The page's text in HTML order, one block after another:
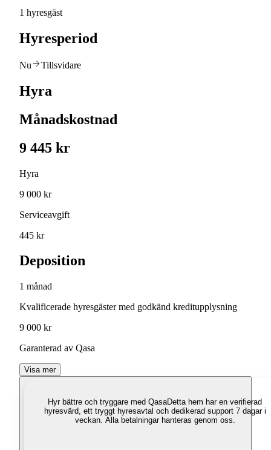
1 hyresgäst
Hyresperiod
Nu Tillsvidare
Hyra
Månadskostnad
9 445 kr
Hyra
9 000 kr
Serviceavgift
445 kr
Deposition
1 månad
Kvalificerade hyresgäster med godkänd kreditupplysning
9 000 kr
Garanterad av Qasa
Visa mer
Hyr bättre och tryggare med QasaDetta hem har en verifierad
hyresvärd, ett tryggt hyresavtal och dedikerad support 7 dagar i
veckan. Alla betalningar hanteras genom oss.